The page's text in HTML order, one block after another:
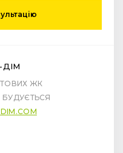
ДІМ
ЖК
БУДУЄТЬСЯ